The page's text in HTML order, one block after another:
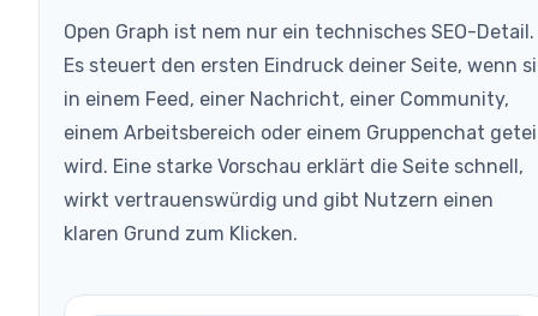
Open Graph ist nem nur ein technisches SEO-Detail.
Es steuert den ersten Eindruck deiner Seite, wenn
in einem Feed, einer Nachricht, einer Community,
einem Arbeitsbereich oder einem Gruppenchat
wird. Eine starke Vorschau erklärt die Seite schnell,
wirkt vertrauenswürdig und gibt Nutzern einen
klaren Grund zum Klicken.